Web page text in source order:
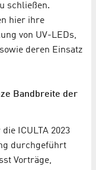
schließen.
hier ihre
von UV-LEDs,
deren Einsatz
Bandbreite der
ICULTA 2023
durchgeführt
Vorträge,